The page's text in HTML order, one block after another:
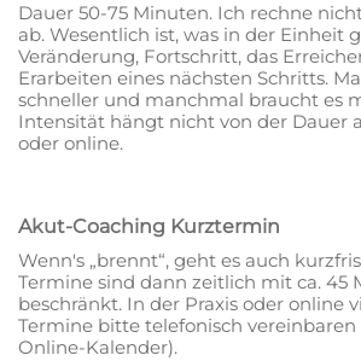
Dauer 50-75 Minuten. Ich rechne
ab. Wesentlich ist, was in der Einheit
Veränderung, Fortschritt, das
Erarbeiten eines nächsten Schritts.
schneller und manchmal braucht es
Intensität hängt nicht von der Dauer
oder online.
Akut-Coaching Kurztermin
Wenn's „brennt“, geht es auch
Termine sind dann zeitlich mit ca. 45
beschränkt. In der Praxis oder online
Termine bitte telefonisch
Online-Kalender).